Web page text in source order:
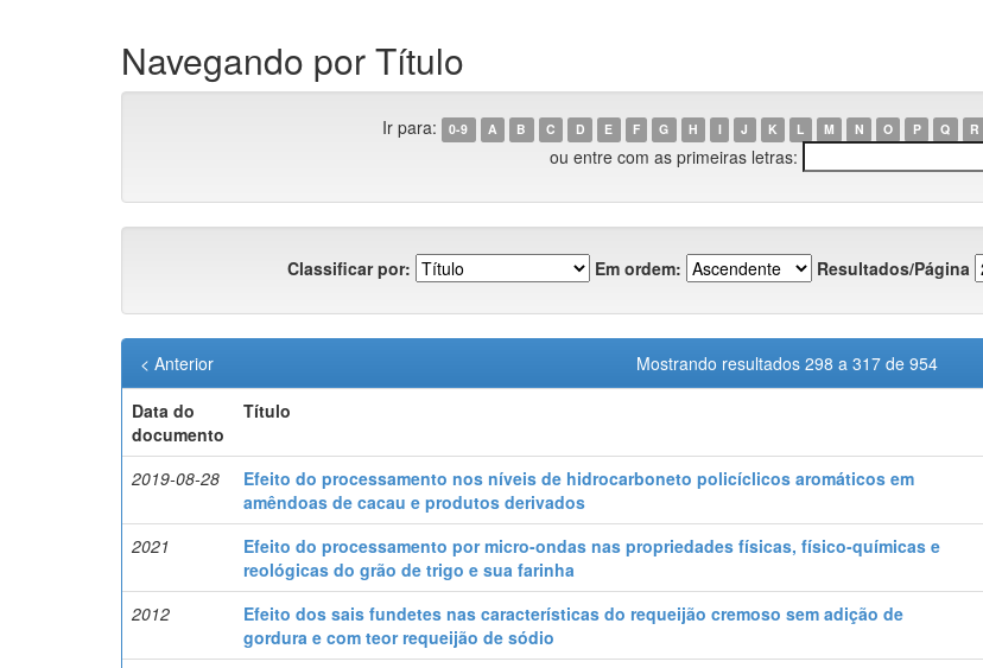
Navegando por Título
Ir para: 0-9 A B C D E F G H I J K L M N O P Q R
ou entre com as primeiras letras:
Classificar por: Em ordem: Resultados/Página
Mostrando resultados 298 a 317 de 954
< Anterior
Data do
documento
Título
2019-08-28
Efeito do processamento nos níveis de hidrocarboneto policíclicos aromáticos em
amêndoas de cacau e produtos derivados
2021
Efeito do processamento por micro-ondas nas propriedades físicas, físico-químicas e
reológicas do grão de trigo e sua farinha
2012
Efeito dos sais fundetes nas características do requeijão cremoso sem adição de
gordura e com teor requeijão de sódio